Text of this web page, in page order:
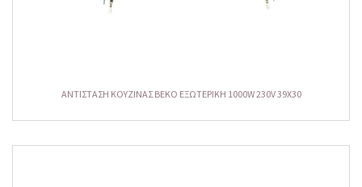
ΑΝΤΙΣΤΑΣΗ ΚΟΥΖΙΝΑΣ ΒΕΚΟ ΕΞΩΤΕΡΙΚΗ 1000W 230V 39X30